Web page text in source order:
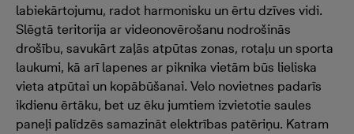
labiekārtojumu, radot harmonisku un ērtu dzīves vidi.
Slēgtā teritorija ar videonovērošanu nodrošinās
drošību, savukārt zaļās atpūtas zonas, rotaļu un sporta
laukumi, kā arī lapenes ar piknika vietām būs lieliska
vieta atpūtai un kopābūšanai. Velo novietnes padarīs
ikdienu ērtāku, bet uz ēku jumtiem izvietotie saules
paneļi palīdzēs samazināt elektrības patēriņu. Katram